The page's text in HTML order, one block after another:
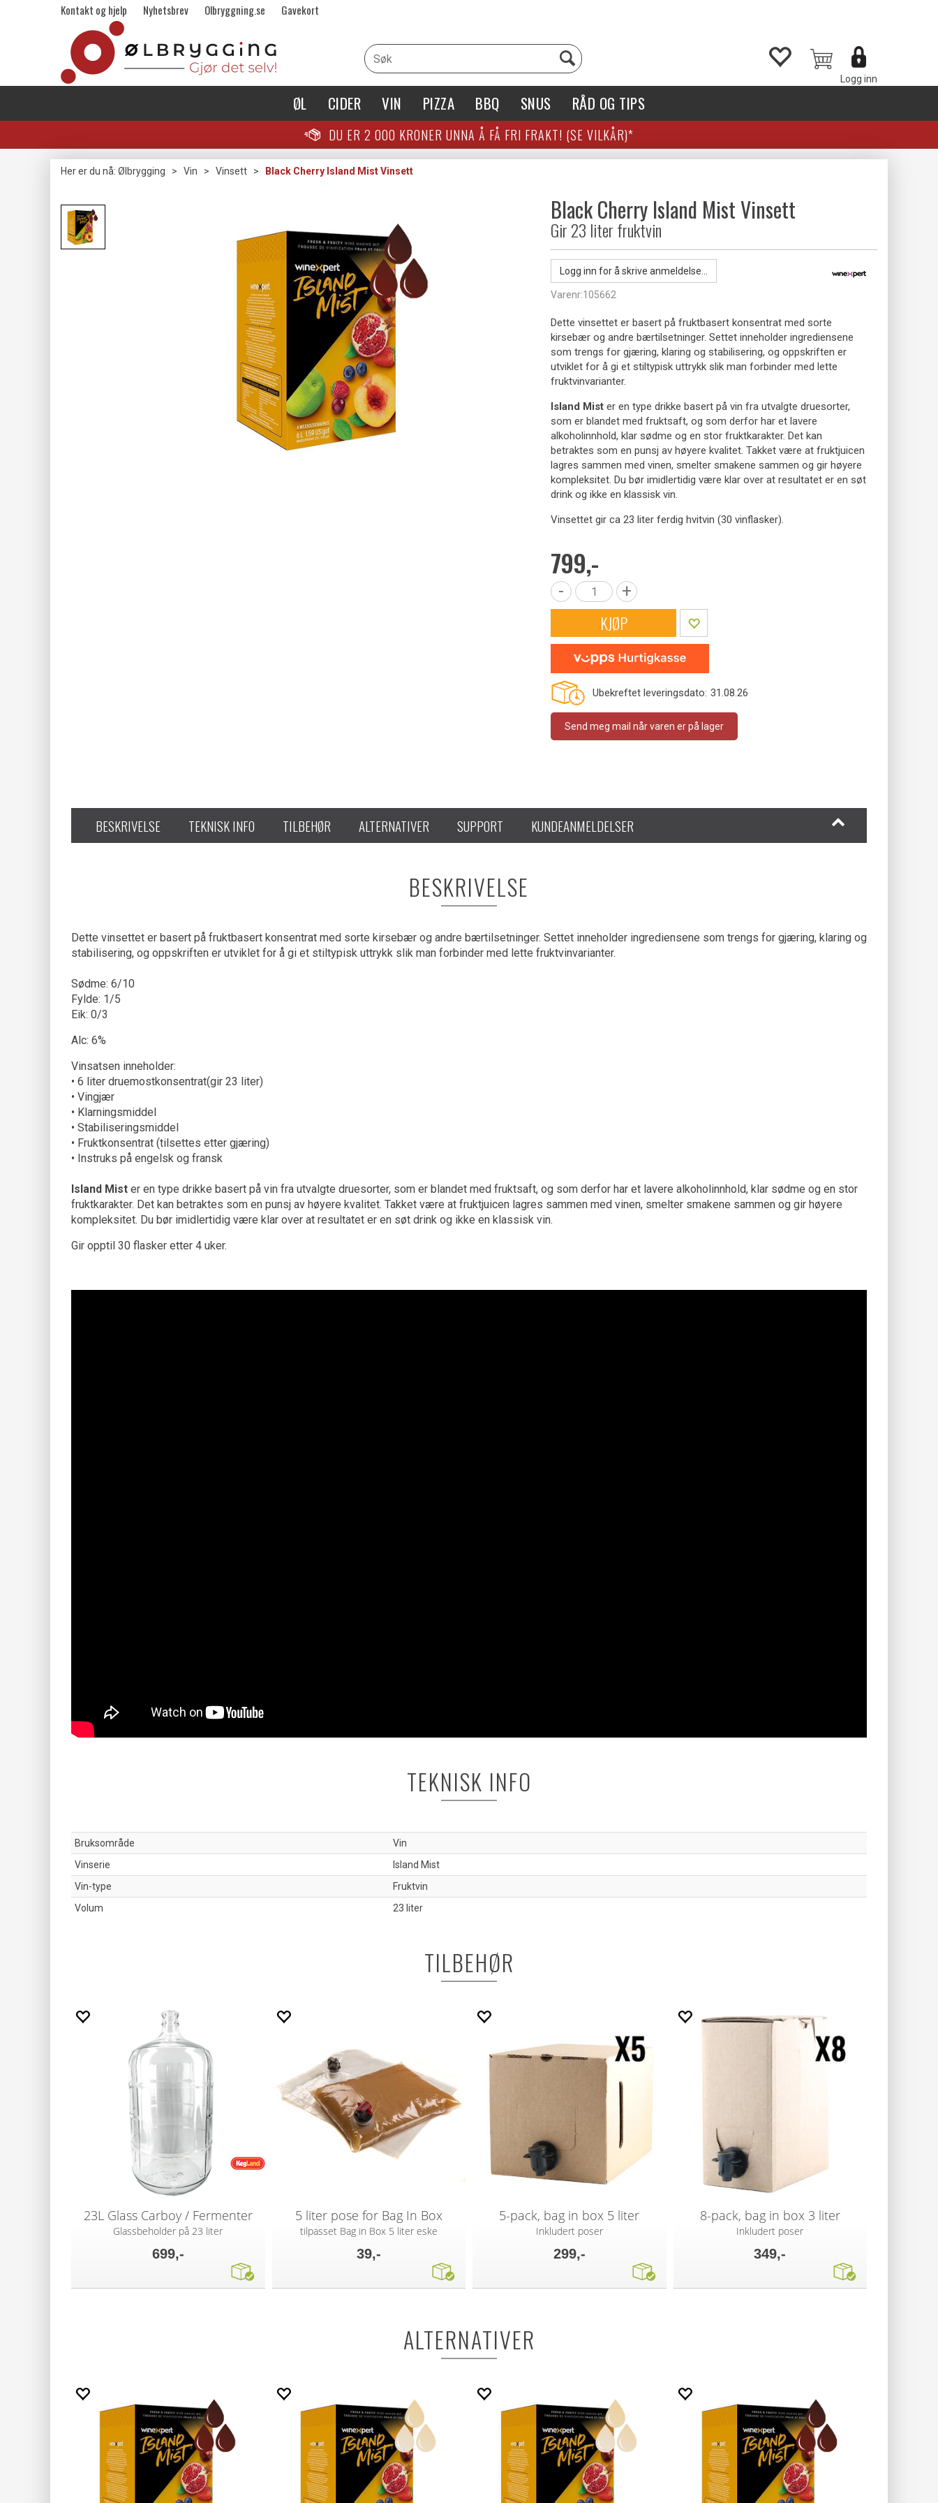
Kontakt og hjelp Nyhetsbrev Olbryggning.se Gavekort
Logg inn
ØL CIDER VIN PIZZA BBQ SNUS RÅD OG TIPS
DU ER 2 000 KRONER UNNA Å FÅ FRI FRAKT! (SE VILKÅR)*
Her er du nå: Ølbrygging > Vin > Vinsett > Black Cherry Island Mist Vinsett
Black Cherry Island Mist Vinsett
Gir 23 liter fruktvin
Logg inn for å skrive anmeldelse...
Varenr:105662
Dette vinsettet er basert på fruktbasert konsentrat med sorte
kirsebær og andre bærtilsetninger. Settet inneholder ingrediensene
som trengs for gjæring, klaring og stabilisering, og oppskriften er
utviklet for å gi et stiltypisk uttrykk slik man forbinder med lette
fruktvinvarianter.
Island Mist er en type drikke basert på vin fra utvalgte druesorter,
som er blandet med fruktsaft, og som derfor har et lavere
alkoholinnhold, klar sødme og en stor fruktkarakter. Det kan
betraktes som en punsj av høyere kvalitet. Takket være at fruktjuicen
lagres sammen med vinen, smelter smakene sammen og gir høyere
kompleksitet. Du bør imidlertidig være klar over at resultatet er en søt
drink og ikke en klassisk vin.
Vinsettet gir ca 23 liter ferdig hvitvin (30 vinflasker).
799,-
- +
KJØP
Ubekreftet leveringsdato: 31.08.26
Send meg mail når varen er på lager
BESKRIVELSE TEKNISK INFO TILBEHØR ALTERNATIVER SUPPORT KUNDEANMELDELSER
BESKRIVELSE
Dette vinsettet er basert på fruktbasert konsentrat med sorte kirsebær og andre bærtilsetninger. Settet inneholder ingrediensene som trengs for gjæring, klaring og
stabilisering, og oppskriften er utviklet for å gi et stiltypisk uttrykk slik man forbinder med lette fruktvinvarianter.
Sødme: 6/10
Fylde: 1/5
Eik: 0/3
Alc: 6%
Vinsatsen inneholder:
• 6 liter druemostkonsentrat(gir 23 liter)
• Vingjær
• Klarningsmiddel
• Stabiliseringsmiddel
• Fruktkonsentrat (tilsettes etter gjæring)
• Instruks på engelsk og fransk
Island Mist er en type drikke basert på vin fra utvalgte druesorter, som er blandet med fruktsaft, og som derfor har et lavere alkoholinnhold, klar sødme og en stor
fruktkarakter. Det kan betraktes som en punsj av høyere kvalitet. Takket være at fruktjuicen lagres sammen med vinen, smelter smakene sammen og gir høyere
kompleksitet. Du bør imidlertidig være klar over at resultatet er en søt drink og ikke en klassisk vin.
Gir opptil 30 flasker etter 4 uker.
TEKNISK INFO
Bruksområde
Vin
Vinserie
Island Mist
Vin-type
Fruktvin
Volum
23 liter
TILBEHØR
23L Glass Carboy / Fermenter
Glassbeholder på 23 liter
699,-
5 liter pose for Bag In Box
tilpasset Bag in Box 5 liter eske
39,-
5-pack, bag in box 5 liter
Inkludert poser
299,-
8-pack, bag in box 3 liter
Inkludert poser
349,-
ALTERNATIVER